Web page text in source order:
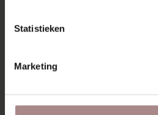
Statistieken
Marketing
STOFSTAAL
VANAF€